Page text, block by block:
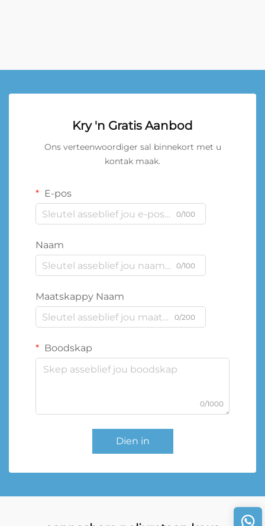
Kry 'n Gratis Aanbod
Ons verteenwoordiger sal binnekort met u
kontak maak.
E-pos
0/100
Naam
0/100
Maatskappy Naam
0/200
Boodskap
0/1000
Dien in